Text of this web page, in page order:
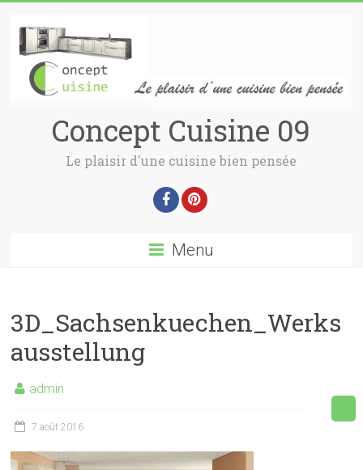
Concept Cuisine 09
Le plaisir d'une cuisine bien pensée
Menu
3D_Sachsenkuechen_Werks
ausstellung
admin
7 août 2016